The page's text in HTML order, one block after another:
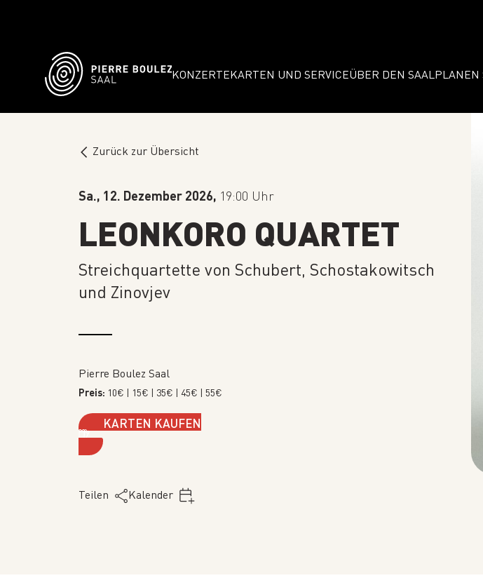
KONZERTEKARTEN UND SERVICEÜBER DEN SAAL PLANEN
Zurück zur Übersicht
Sa., 12. Dezember 2026, 19:00 Uhr
LEONKORO QUARTET
Streichquartette von Schubert, Schostakowitsch
und Zinovjev
Pierre Boulez Saal
Preis: 10€ | 15€ | 35€ | 45€ | 55€
KARTEN KAUFEN
Teilen Kalender